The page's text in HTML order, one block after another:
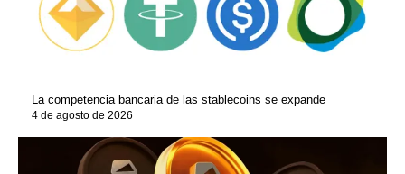
La competencia bancaria de las stablecoins se expande
4 de agosto de 2026